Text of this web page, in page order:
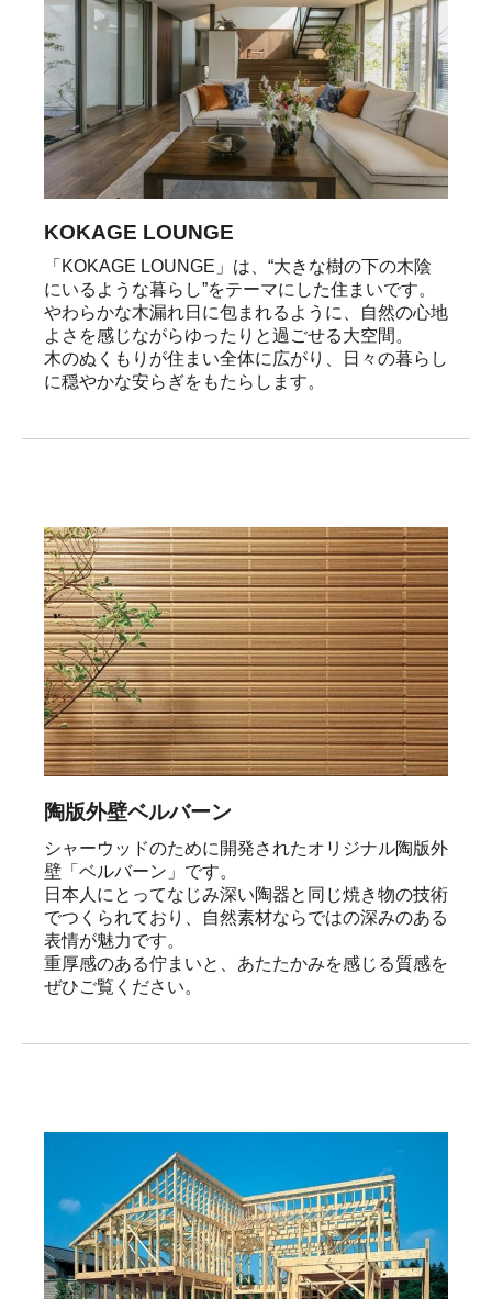
KOKAGE LOUNGE
「KOKAGE LOUNGE」は、“大きな樹の下の木陰
にいるような暮らし”をテーマにした住まいです。
やわらかな木漏れ日に包まれるように、自然の心地
よさを感じながらゆったりと過ごせる大空間。
木のぬくもりが住まい全体に広がり、日々の暮らし
に穏やかな安らぎをもたらします。
陶版外壁ベルバーン
シャーウッドのために開発されたオリジナル陶版外
壁「ベルバーン」です。
日本人にとってなじみ深い陶器と同じ焼き物の技術
でつくられており、自然素材ならではの深みのある
表情が魅力です。
重厚感のある佇まいと、あたたかみを感じる質感を
ぜひご覧ください。